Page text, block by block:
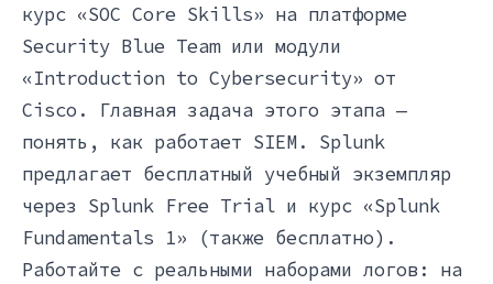
курс «SOC Core Skills» на платформе
Security Blue Team или модули
«Introduction to Cybersecurity» от
Cisco. Главная задача этого этапа —
понять, как работает SIEM. Splunk
предлагает бесплатный учебный экземпляр
через Splunk Free Trial и курс «Splunk
Fundamentals 1» (также бесплатно).
Работайте с реальными наборами логов: на